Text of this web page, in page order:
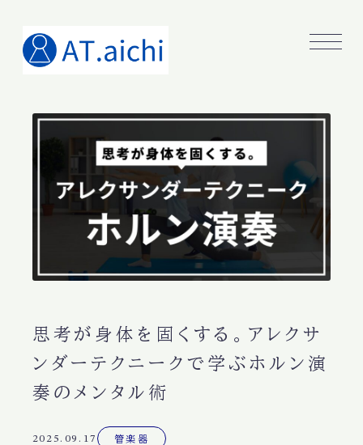
思考が身体を固くする。アレクサ
ンダーテクニークで学ぶホルン演
奏のメンタル術
2025.09.17 管楽器